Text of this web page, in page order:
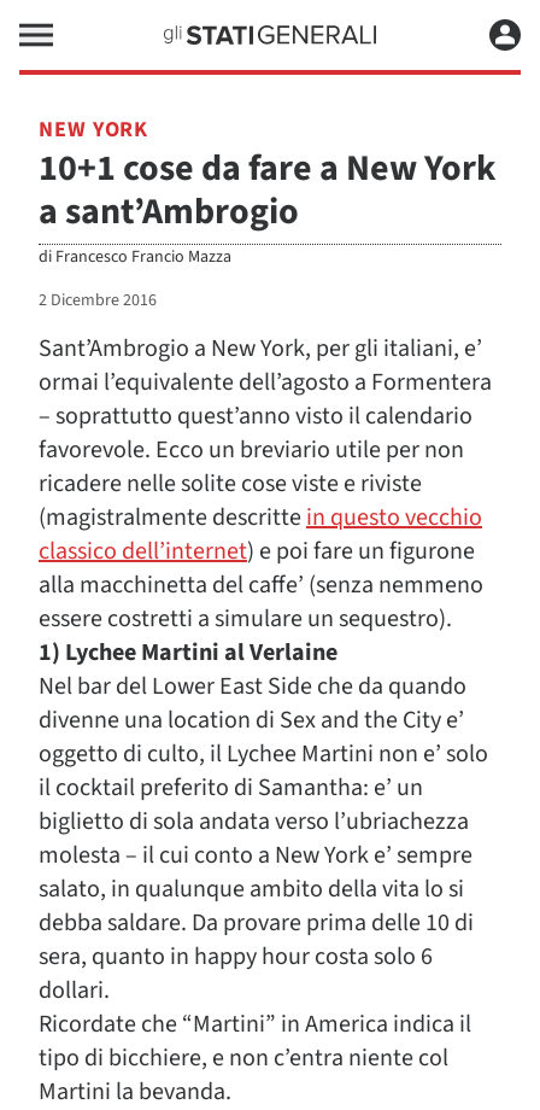
NEW YORK
10+1 cose da fare a New York
a sant’Ambrogio
di Francesco Francio Mazza
2 Dicembre 2016
Sant’Ambrogio a New York, per gli italiani, e’
ormai l’equivalente dell’agosto a Formentera
– soprattutto quest’anno visto il calendario
favorevole. Ecco un breviario utile per non
ricadere nelle solite cose viste e riviste
(magistralmente descrittein questo vecchio
classico dell’internet) e poi fare un figurone
alla macchinetta del caffe’ (senza nemmeno
essere costretti a simulare un sequestro).
1) Lychee Martini al Verlaine
Nel bar del Lower East Side che da quando
divenne una location di Sex and the City e’
oggetto di culto, il Lychee Martini non e’ solo
il cocktail preferito di Samantha: e’ un
biglietto di sola andata verso l’ubriachezza
molesta – il cui conto a New York e’ sempre
salato, in qualunque ambito della vita lo si
debba saldare. Da provare prima delle 10 di
sera, quanto in happy hour costa solo 6
dollari.
Ricordate che “Martini” in America indica il
tipo di bicchiere, e non c’entra niente col
Martini la bevanda.